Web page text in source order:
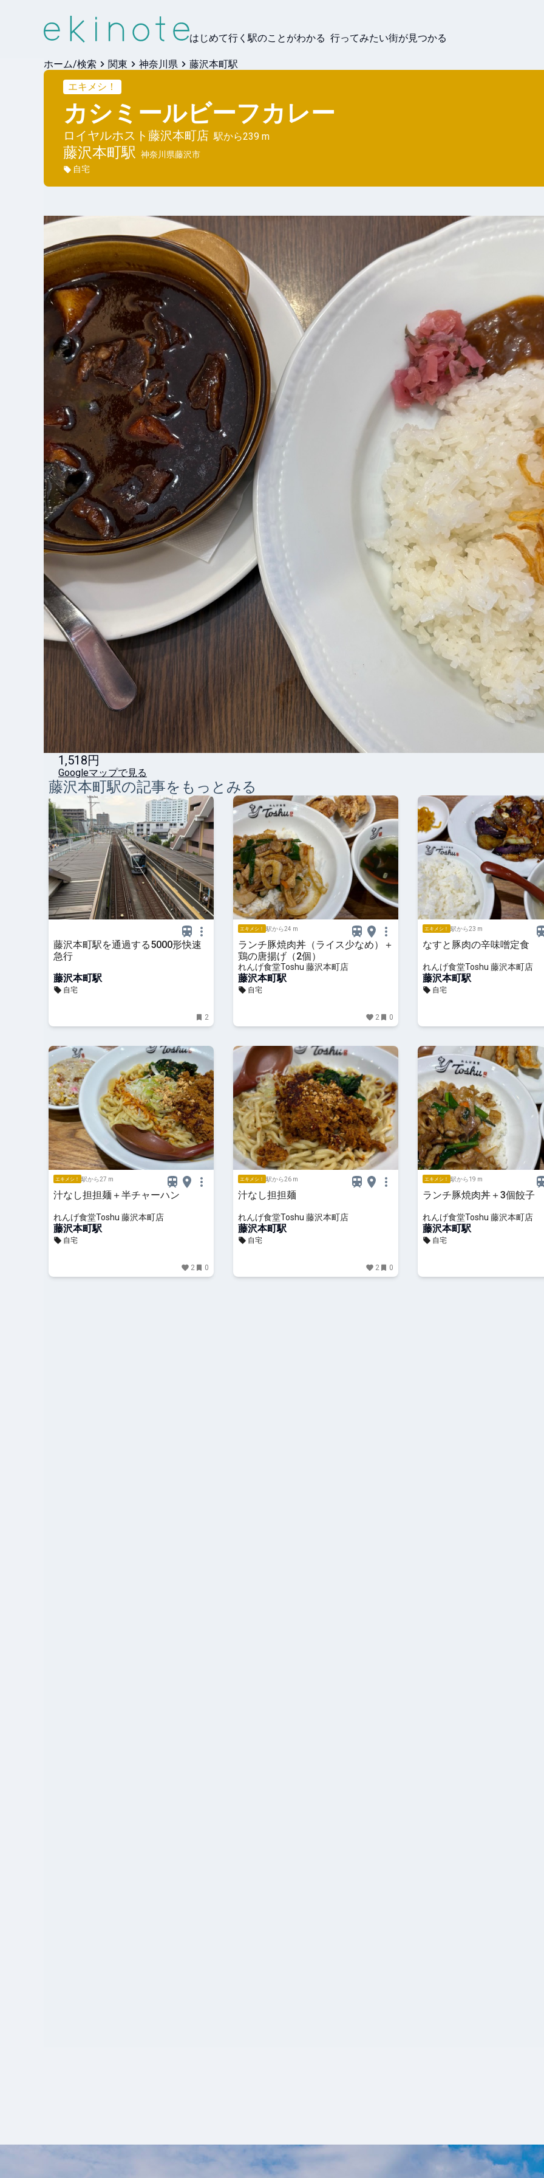
はじめて行く駅のことがわかる 行ってみたい街が見つかる
ホーム/検索 関東 神奈川県
藤沢本町駅
エキメシ！
カシミールビーフカレー
ロイヤルホスト藤沢本町店 駅から239 m
藤沢本町駅 神奈川県藤沢市
自宅
1,518円
Googleマップで見る
藤沢本町駅の記事をもっとみる
藤沢本町駅を通過する5000形快速
急行
藤沢本町駅
自宅
2
エキメシ！ 駅から24 m
ランチ豚焼肉丼（ライス少なめ）＋
鶏の唐揚げ（2個）
れんげ食堂Toshu 藤沢本町店
藤沢本町駅
自宅
2 0
エキメシ！ 駅から23 m
なすと豚肉の辛味噌定食
れんげ食堂Toshu 藤沢本町店
藤沢本町駅
自宅
エキメシ！ 駅から27 m
汁なし担担麺＋半チャーハン
れんげ食堂Toshu 藤沢本町店
藤沢本町駅
自宅
2 0
エキメシ！ 駅から26 m
汁なし担担麺
れんげ食堂Toshu 藤沢本町店
藤沢本町駅
自宅
2 0
エキメシ！ 駅から19 m
ランチ豚焼肉丼＋3個餃子
れんげ食堂Toshu 藤沢本町店
藤沢本町駅
自宅